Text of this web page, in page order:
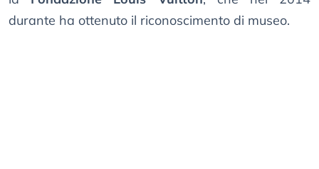
durante ha ottenuto il riconoscimento di museo.